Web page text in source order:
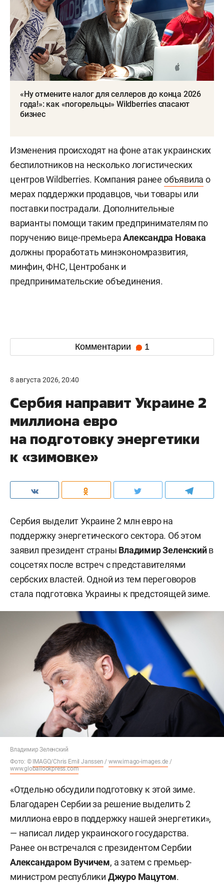
«Ну отмените налог для селлеров до конца 2026
года!»: как «погорельцы» Wildberries спасают
бизнес
Изменения происходят на фоне атак украинских
беспилотников на несколько логистических
центров Wildberries. Компания ранее объявила о
мерах поддержки продавцов, чьи товары или
поставки пострадали. Дополнительные
варианты помощи таким предпринимателям по
поручению вице-премьераАлександра Новака
должны проработать минэкономразвития,
минфин, ФНС, Центробанк и
предпринимательские объединения.
Комментарии 1
8 августа 2026, 20:40
Сербия направит Украине 2
миллиона евро
на подготовку энергетики
к «зимовке»
Сербия выделит Украине 2 млн евро на
поддержку энергетического сектора. Об этом
заявил президент страны Владимир Зеленскийв
соцсетях после встреч с представителями
сербских властей. Одной из тем переговоров
стала подготовка Украины к предстоящей зиме.
Владимир Зеленский
Фото: © IMAGO/Chris Emil Janssen /www.imago-images.de /
www.globallookpress.com
«Отдельно обсудили подготовку к этой зиме.
Благодарен Сербии за решение выделить 2
миллиона евро в поддержку нашей энергетики»,
— написал лидер украинского государства.
Ранее он встречался с президентом Сербии
Александаром Вучичем, а затем с премьер-
министром республики Джуро Мацутом.